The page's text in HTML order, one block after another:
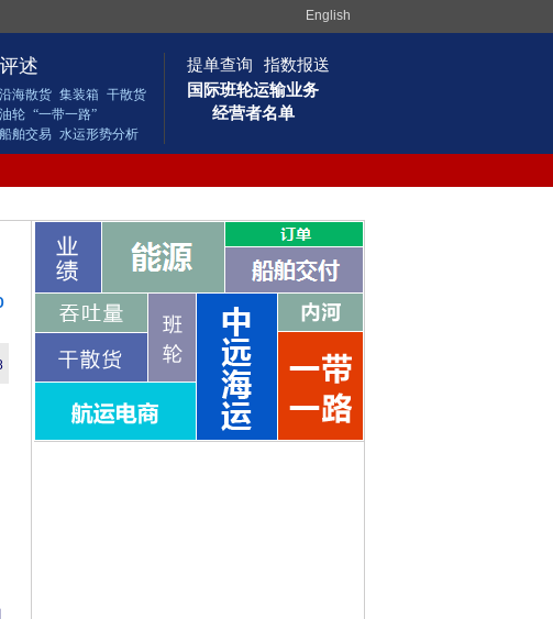
English
评述
沿海散货 集装箱 干散货
油轮 “一带一路”
船舶交易 水运形势分析
提单查询
指数报送
国际班轮运输业务
经营者名单